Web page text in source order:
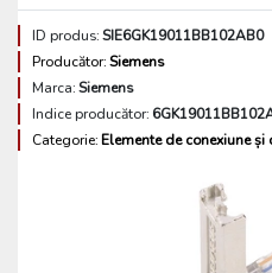
ID produs:SIE6GK19011BB102AB0
Producător:Siemens
Marca:Siemens
Indice producător:
Categorie:Elemente de conexiune